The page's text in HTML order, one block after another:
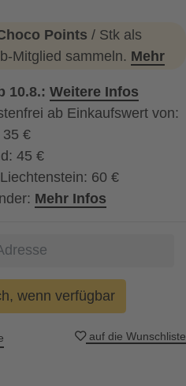
Points / Stk als
Mitglied sammeln. Mehr
10.8.: Weitere Infos
ab Einkaufswert von:
35 €
45 €
60 €
Mehr Infos
wenn verfügbar
auf die Wunschliste